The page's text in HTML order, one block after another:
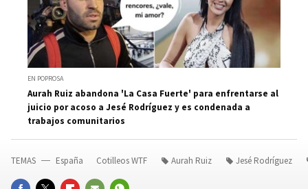
EN POPROSA
Aurah Ruiz abandona 'La Casa Fuerte' para enfrentarse al
juicio por acoso a Jesé Rodríguez y es condenada a
trabajos comunitarios
TEMAS España Cotilleos WTF Aurah Ruiz Jesé Rodríguez